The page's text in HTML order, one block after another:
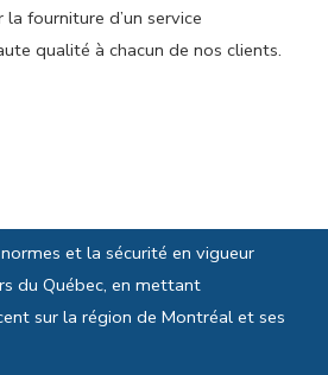
fourniture d’un service
qualité à chacun de nos clients.
et la sécurité en vigueur
du Québec, en mettant
sur la région de Montréal et ses